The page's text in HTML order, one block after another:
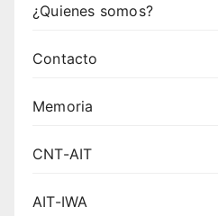
¿Quienes somos?
Contacto
Memoria
CNT-AIT
AIT-IWA